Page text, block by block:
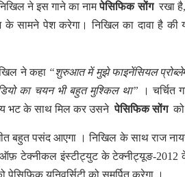
ने इस गाने का नामपेसिफिक सोंग रखा
सामने पेश करेगा। निखिल का दावा है की
ने कहा “शुरुआत में मुझे फाइनेंसियल
का चयन भी बहुत मुश्किल था” । चर्चित
भट के साथ मिल कर उसने पेसिफिक सोंग को
बहुत पसंद आएगा । निखिल के साथ राज
टेक्नीकल इंस्टीट्युट के टेक्नीट्यूङ-2012
यूनिवर्सिटी को समर्पित करेगा ।